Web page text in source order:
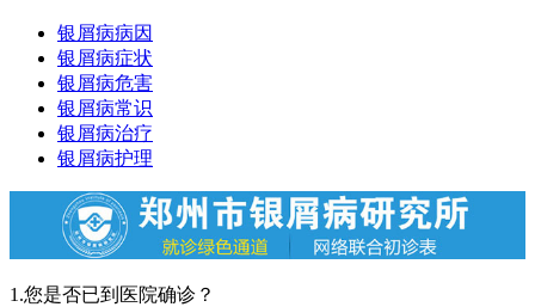
银屑病病因
银屑病症状
银屑病危害
银屑病常识
银屑病治疗
银屑病护理
1.您是否已到医院确诊？